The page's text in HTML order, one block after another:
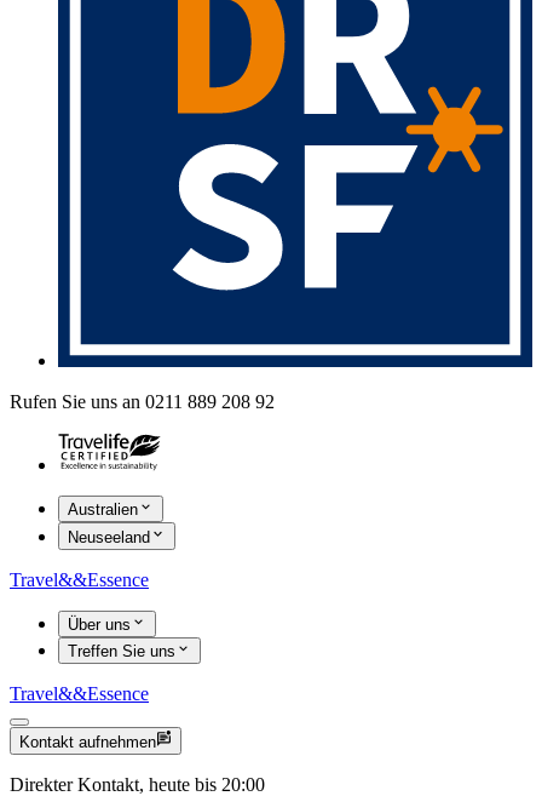
Rufen Sie uns an 0211 889 208 92
Australien
Neuseeland
Travel&&Essence
Über uns
Treffen Sie uns
Travel&&Essence
Kontakt aufnehmen
Direkter Kontakt, heute bis 20:00